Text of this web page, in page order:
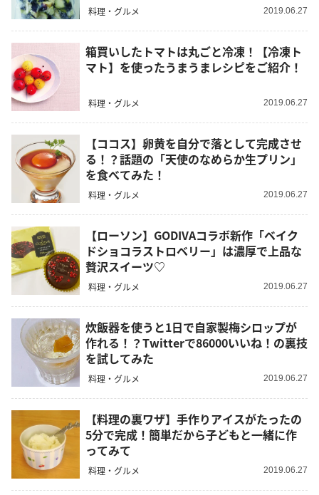
料理・グルメ 2019.06.27
箱買いしたトマトは丸ごと冷凍！【冷凍ト
マト】を使ったうまうまレシピをご紹介！
料理・グルメ 2019.06.27
【ココス】卵黄を自分で落として完成させ
る！？話題の「天使のなめらか生プリン」
を食べてみた！
料理・グルメ 2019.06.27
【ローソン】GODIVAコラボ新作「ベイク
ドショコラストロベリー」は濃厚で上品な
贅沢スイーツ♡
料理・グルメ 2019.06.27
炊飯器を使うと1日で自家製梅シロップが
作れる！？Twitterで86000いいね！の裏技
を試してみた
料理・グルメ 2019.06.27
【料理の裏ワザ】手作りアイスがたったの
5分で完成！簡単だから子どもと一緒に作
ってみて
料理・グルメ 2019.06.27